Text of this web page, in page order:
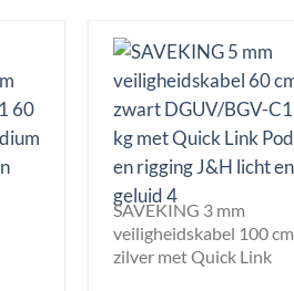
SAVEKING 3 mm
veiligheidskabel 100 cm
zilver met Quick Link